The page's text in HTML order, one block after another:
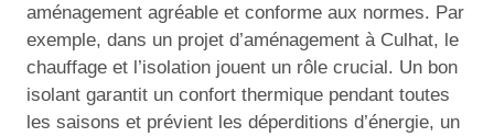
aménagement agréable et conforme aux normes. Par
exemple, dans un projet d’aménagement à Culhat, le
chauffage et l’isolation jouent un rôle crucial. Un bon
isolant garantit un confort thermique pendant toutes
les saisons et prévient les déperditions d’énergie, un